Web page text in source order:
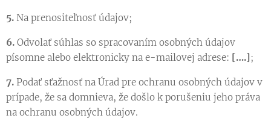
5. Na prenositeľnosť údajov;
6. Odvolať súhlas so spracovaním osobných údajov
písomne alebo elektronicky na e-mailovej adrese: [….] ;
7. Podať sťažnosť na Úrad pre ochranu osobných údajov v
prípade, že sa domnieva, že došlo k porušeniu jeho práva
na ochranu osobných údajov.